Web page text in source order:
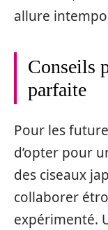
allure
Conseils
parfaite
Pour les
d’opter pour
des ciseaux
collaborer
expérimenté.